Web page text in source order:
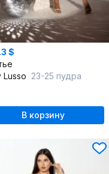
$
Lusso 23-25 пудра
В корзину